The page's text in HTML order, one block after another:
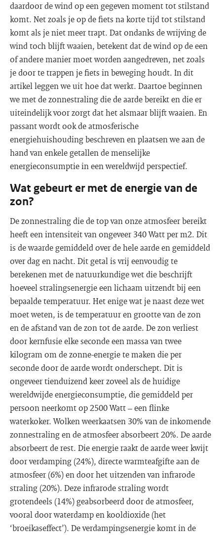
daardoor de wind op een gegeven moment tot stilstand
komt. Net zoals je op de fiets na korte tijd tot stilstand
komt als je niet meer trapt. Dat ondanks de wrijving de
wind toch blijft waaien, betekent dat de wind op de een
of andere manier moet worden aangedreven, net zoals
je door te trappen je fiets in beweging houdt. In dit
artikel leggen we uit hoe dat werkt. Daartoe beginnen
we met de zonnestraling die de aarde bereikt en die er
uiteindelijk voor zorgt dat het alsmaar blijft waaien. En
passant wordt ook de atmosferische
energiehuishouding beschreven en plaatsen we aan de
hand van enkele getallen de menselijke
energieconsumptie in een wereldwijd perspectief.
Wat gebeurt er met de energie van de
zon?
De zonnestraling die de top van onze atmosfeer bereikt
heeft een intensiteit van ongeveer 340 Watt per m2. Dit
is de waarde gemiddeld over de hele aarde en gemiddeld
over dag en nacht. Dit getal is vrij eenvoudig te
berekenen met de natuurkundige wet die beschrijft
hoeveel stralingsenergie een lichaam uitzendt bij een
bepaalde temperatuur. Het enige wat je naast deze wet
moet weten, is de temperatuur en grootte van de zon
en de afstand van de zon tot de aarde. De zon verliest
door kernfusie elke seconde een massa van twee
kilogram om de zonne-energie te maken die per
seconde door de aarde wordt onderschept. Dit is
ongeveer tienduizend keer zoveel als de huidige
wereldwijde energieconsumptie, die gemiddeld per
persoon neerkomt op 2500 Watt – een flinke
waterkoker. Wolken weerkaatsen 30% van de inkomende
zonnestraling en de atmosfeer absorbeert 20%. De aarde
absorbeert de rest. Die energie raakt de aarde weer kwijt
door verdamping (24%), directe warmteafgifte aan de
atmosfeer (6%) en door het uitzenden van infrarode
straling (20%). Deze infrarode straling wordt
grotendeels (14%) geabsorbeerd door de atmosfeer,
vooral door waterdamp en kooldioxide (het
‘broeikaseffect’). De verdampingsenergie komt in de